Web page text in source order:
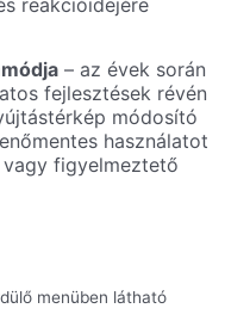
reakcióidejére
– az évek során
fejlesztések révén
módosító
használatot
figyelmeztető
menüben látható